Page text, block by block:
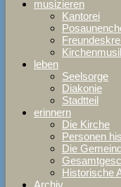
musizieren
Kantorei
leben
Seelsorge
Diakonie
Stadtteil
erinnern
Die Kirche
Personen
Die
Historische
Archiv